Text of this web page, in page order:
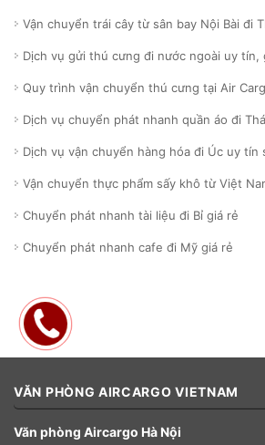
Vận chuyển trái cây từ sân bay Nội Bài đi
Dịch vụ gửi thú cưng đi nước ngoài uy tín,
Quy trình vận chuyển thú cưng tại Air
Dịch vụ chuyển phát nhanh quần áo đi
Dịch vụ vận chuyển hàng hóa đi Úc uy tín
Vận chuyển thực phẩm sấy khô từ Việt
Chuyển phát nhanh tài liệu đi Bỉ giá rẻ
Chuyển phát nhanh cafe đi Mỹ giá rẻ
VĂN PHÒNG AIRCARGO VIETNAM
Văn phòng Aircargo Hà Nội